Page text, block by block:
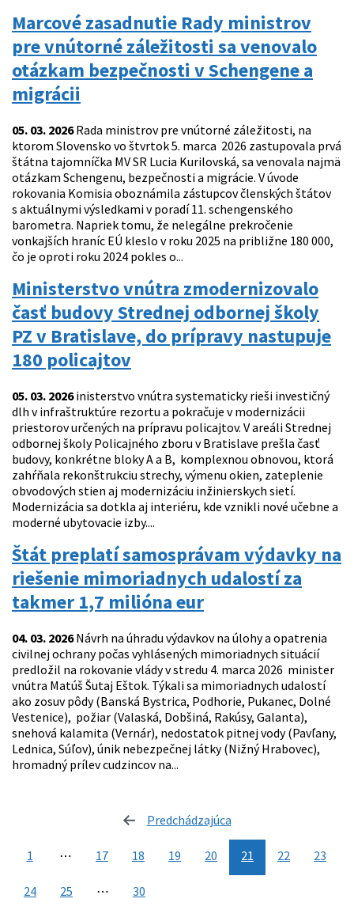
Marcové zasadnutie Rady ministrov
pre vnútorné záležitosti sa venovalo
otázkam bezpečnosti v Schengene a
migrácii
05. 03. 2026Rada ministrov pre vnútorné záležitosti, na
ktorom Slovensko vo štvrtok 5. marca 2026 zastupovala prvá
štátna tajomníčka MV SR Lucia Kurilovská, sa venovala najmä
otázkam Schengenu, bezpečnosti a migrácie. V úvode
rokovania Komisia oboznámila zástupcov členských štátov
s aktuálnymi výsledkami v poradí 11. schengenského
barometra. Napriek tomu, že nelegálne prekročenie
vonkajších hraníc EÚ kleslo v roku 2025 na približne 180 000,
čo je oproti roku 2024 pokles o...
Ministerstvo vnútra zmodernizovalo
časť budovy Strednej odbornej školy
PZ v Bratislave, do prípravy nastupuje
180 policajtov
05. 03. 2026inisterstvo vnútra systematicky rieši investičný
dlh v infraštruktúre rezortu a pokračuje v modernizácii
priestorov určených na prípravu policajtov. V areáli Strednej
odbornej školy Policajného zboru v Bratislave prešla časť
budovy, konkrétne bloky A a B, komplexnou obnovou, ktorá
zahŕňala rekonštrukciu strechy, výmenu okien, zateplenie
obvodových stien aj modernizáciu inžinierskych sietí.
Modernizácia sa dotkla aj interiéru, kde vznikli nové učebne a
moderné ubytovacie izby....
Štát preplatí samosprávam výdavky na
riešenie mimoriadnych udalostí za
takmer 1,7 milióna eur
04. 03. 2026Návrh na úhradu výdavkov na úlohy a opatrenia
civilnej ochrany počas vyhlásených mimoriadnych situácií
predložil na rokovanie vlády v stredu 4. marca 2026 minister
vnútra Matúš Šutaj Eštok. Týkali sa mimoriadnych udalostí
ako zosuv pôdy (Banská Bystrica, Podhorie, Pukanec, Dolné
Vestenice), požiar (Valaská, Dobšiná, Rakúsy, Galanta),
snehová kalamita (Vernár), nedostatok pitnej vody (Pavľany,
Lednica, Súľov), únik nebezpečnej látky (Nižný Hrabovec),
hromadný prílev cudzincov na...
Predchádzajúca
1 ⋯ 17 18 19 20 21 22 23
24 25 ⋯ 30